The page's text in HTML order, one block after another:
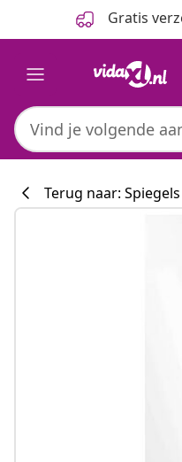
Gratis
Terug naar: Spiegels